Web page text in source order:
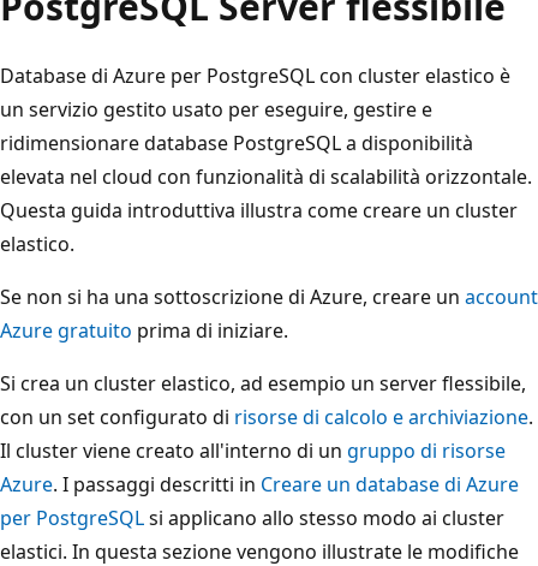
Database di Azure per PostgreSQL con cluster elastico è
un servizio gestito usato per eseguire, gestire e
ridimensionare database PostgreSQL a disponibilità
elevata nel cloud con funzionalità di scalabilità orizzontale.
Questa guida introduttiva illustra come creare un cluster
elastico.
Se non si ha una sottoscrizione di Azure, creare un account
Azure gratuito prima di iniziare.
Si crea un cluster elastico, ad esempio un server flessibile,
con un set configurato di risorse di calcolo e archiviazione.
Il cluster viene creato all'interno di un gruppo di risorse
Azure. I passaggi descritti in Creare un database di Azure
per PostgreSQLsi applicano allo stesso modo ai cluster
elastici. In questa sezione vengono illustrate le modifiche